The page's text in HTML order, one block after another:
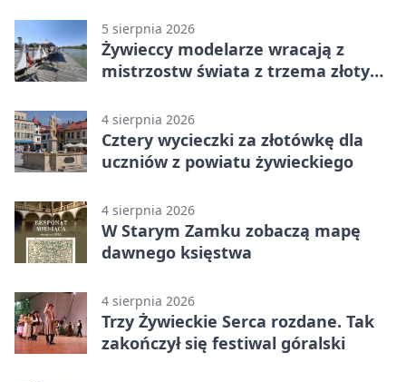
5 sierpnia 2026
Żywieccy modelarze wracają z
mistrzostw świata z trzema złotymi
4 sierpnia 2026
Cztery wycieczki za złotówkę dla
uczniów z powiatu żywieckiego
4 sierpnia 2026
W Starym Zamku zobaczą mapę
dawnego księstwa
4 sierpnia 2026
Trzy Żywieckie Serca rozdane. Tak
zakończył się festiwal góralski